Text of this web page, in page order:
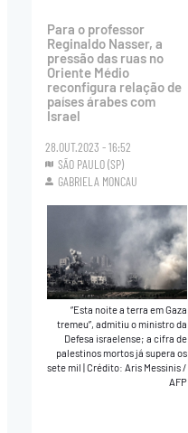
Para o professor
Reginaldo Nasser, a
pressão das ruas no
Oriente Médio
reconfigura relação de
países árabes com
Israel
28.OUT.2023 - 16:52
SÃO PAULO (SP)
GABRIELA MONCAU
“Esta noite a terra em Gaza
tremeu”, admitiu o ministro da
Defesa israelense; a cifra de
palestinos mortos já supera os
sete mil|Crédito: Aris Messinis /
AFP